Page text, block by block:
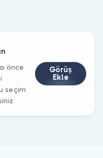
önce
seçim
Görüş
Ekle